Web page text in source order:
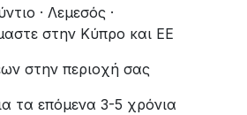
· Λεμεσός ·
στην Κύπρο και ΕΕ
στην περιοχή σας
τα επόμενα 3-5 χρόνια